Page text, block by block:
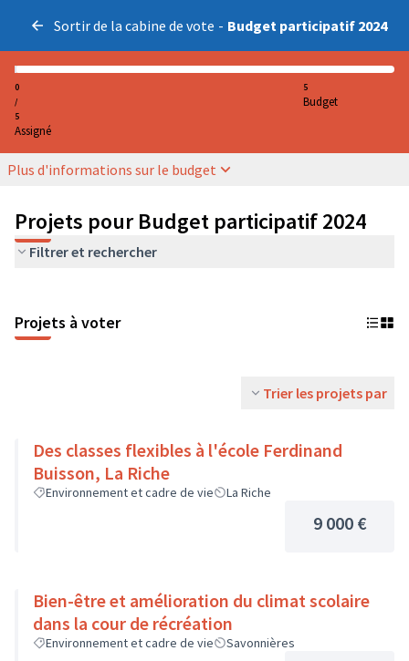
Sortir de la cabine de vote - Budget participatif 2024
0
/
5
Assigné
5
Budget
Plus d'informations sur le budget
Projets pour Budget participatif 2024
Filtrer et rechercher
Projets à voter
Trier les projets par
Des classes flexibles à l'école Ferdinand
Buisson, La Riche
Environnement et cadre de vie La Riche
9 000 €
Bien-être et amélioration du climat scolaire
dans la cour de récréation
Environnement et cadre de vie Savonnières